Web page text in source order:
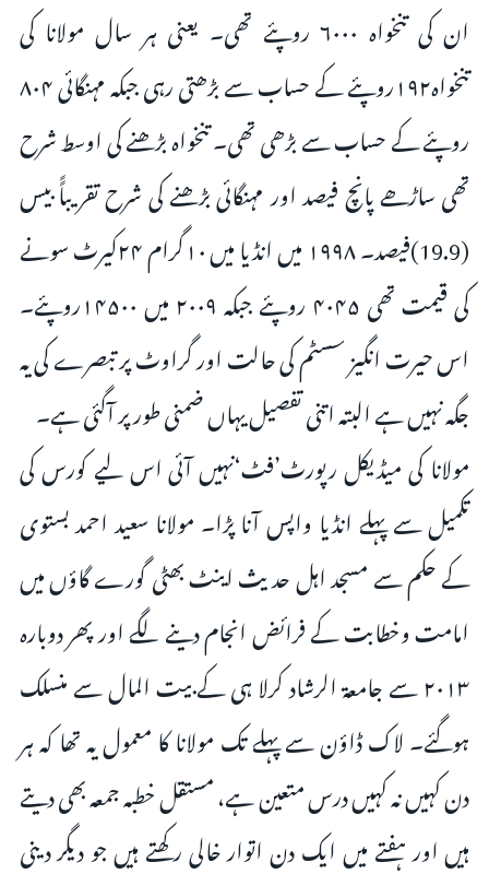
ان کی تنخواہ ۶۰۰۰ روپئے تھی۔ یعنی ہر سال مولانا کی
تنخواہ۱۹۲روپئے کے حساب سے بڑھتی رہی جبکہ مہنگائی ۸۰۴
روپئے کے حساب سے بڑھی تھی۔ تنخواہ بڑھنے کی اوسط شرح
تھی ساڑھے پانچ فیصد اور مہنگائی بڑھنے کی شرح تقریباًً بیس
(19.9)فیصد۔ ۱۹۹۸ میں انڈیا میں ۱۰گرام ۲۴کیرٹ سونے
کی قیمت تھی ۴۰۴۵ روپئے جبکہ ۲۰۰۹ میں ۱۴۵۰۰روپئے۔
اس حیرت انگیز سسٹم کی حالت اور گراوٹ پر تبصرے کی یہ
جگہ نہیں ہے البتہ اتنی تفصیل یہاں ضمنی طور پر آگئی ہے۔
مولانا کی میڈیکل رپورٹ’فٹ‘نہیں آئی اس لیے کورس کی
تکمیل سے پہلے انڈیا واپس آنا پڑا۔ مولانا سعید احمد بستوی
کے حکم سے مسجد اہل حدیث اینٹ بھٹی گورے گاؤں میں
امامت وخطابت کے فرائض انجام دینے لگے اور پھر دوبارہ
۲۰۱۳ سے جامعۃ الرشاد کرلا ہی کے بیت المال سے منسلک
ہوگئے۔ لاک ڈاؤن سے پہلے تک مولانا کا معمول یہ تھا کہ ہر
دن کہیں نہ کہیں درس متعین ہے، مستقل خطبہ جمعہ بھی دیتے
ہیں اور ہفتے میں ایک دن اتوار خالی رکھتے ہیں جو دیگر دینی